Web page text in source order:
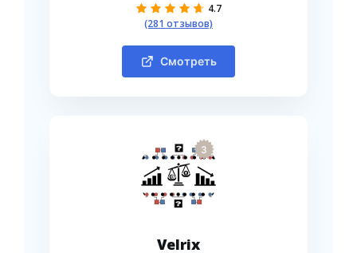
4.7
(281 отзывов)
Смотреть
3
Velrix